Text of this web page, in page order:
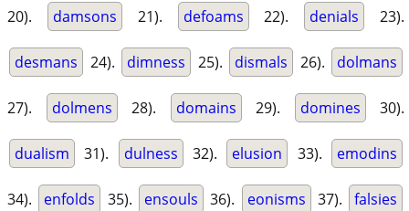
20). damsons 21). defoams 22). denials 23).
desmans 24). dimness 25). dismals 26). dolmans
27). dolmens 28). domains 29). domines 30).
dualism 31). dulness 32). elusion 33). emodins
34). enfolds 35). ensouls 36). eonisms 37). falsies